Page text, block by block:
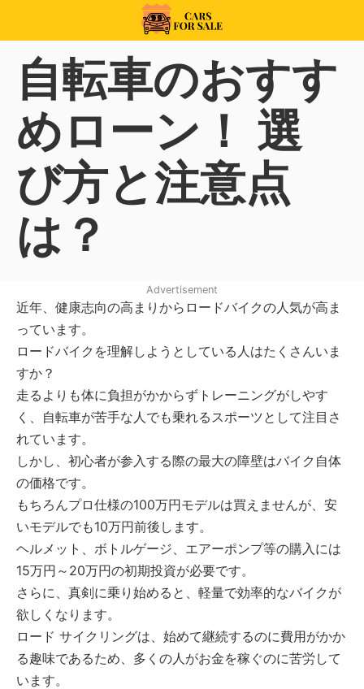
content99CarsforSale
自転車のおすす
めローン！ 選
び方と注意点
は？
Advertisement
近年、健康志向の高まりからロードバイクの人気が高ま
っています。
ロードバイクを理解しようとしている人はたくさんいま
すか？
走るよりも体に負担がかからずトレーニングがしやす
く、自転車が苦手な人でも乗れるスポーツとして注目さ
れています。
しかし、初心者が参入する際の最大の障壁はバイク自体
の価格です。
もちろんプロ仕様の100万円モデルは買えませんが、安
いモデルでも10万円前後します。
ヘルメット、ボトルゲージ、エアーポンプ等の購入には
15万円～20万円の初期投資が必要です。
さらに、真剣に乗り始めると、軽量で効率的なバイクが
欲しくなります。
ロード サイクリングは、始めて継続するのに費用がかか
る趣味であるため、多くの人がお金を稼ぐのに苦労して
います。